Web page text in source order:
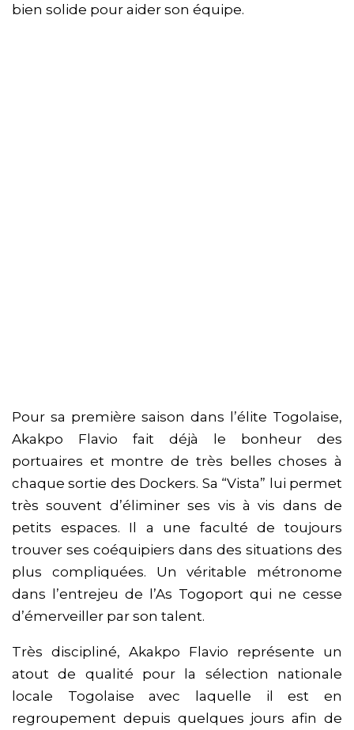
bien solide pour aider son équipe.
Pour sa première saison dans l’élite Togolaise,
Akakpo Flavio fait déjà le bonheur des
portuaires et montre de très belles choses à
chaque sortie des Dockers. Sa “Vista” lui permet
très souvent d’éliminer ses vis à vis dans de
petits espaces. Il a une faculté de toujours
trouver ses coéquipiers dans des situations des
plus compliquées. Un véritable métronome
dans l’entrejeu de l’As Togoport qui ne cesse
d’émerveiller par son talent.
Très discipliné, Akakpo Flavio représente un
atout de qualité pour la sélection nationale
locale Togolaise avec laquelle il est en
regroupement depuis quelques jours afin de